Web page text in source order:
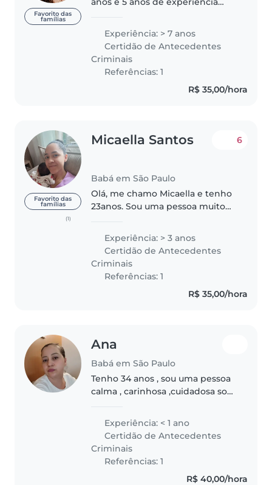
Favorito das
famílias
em formação como babá, com
cursos que incluem aleitamento
materno, primeiros socorros, Lei..
Experiência: > 7 anos
Certidão de Antecedentes
Criminais
Referências: 1
R$ 35,00/hora
Favorito das
famílias
(1)
Micaella Santos
Babá em São Paulo
6
Olá, me chamo Micaella e tenho
23anos. Sou uma pessoa muito
principalmente amorosa, sou
mãe e sei o quanto é difícil achar
alguém em que podemos
confiar aos..
Experiência: > 3 anos
Certidão de Antecedentes
Criminais
Referências: 1
R$ 35,00/hora
Ana
Babá em São Paulo
Tenho 34 anos , sou uma pessoa
calma , carinhosa ,cuidadosa sou
experiência em casa de família
como babá mais tenho
experiência com meus filhos,
que cuidei..
Experiência: < 1 ano
Certidão de Antecedentes
Criminais
Referências: 1
R$ 40,00/hora